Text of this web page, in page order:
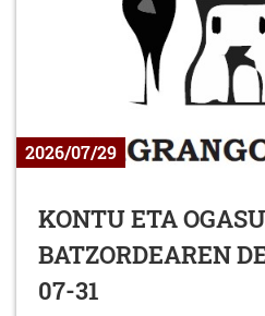
2026/07/29
KONTU ETA
BATZORDEAREN
07-31